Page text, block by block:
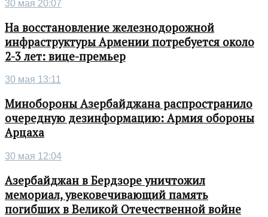
30 мая 20:07
На восстановление железнодорожной
инфраструктуры Армении потребуется около
2-3 лет: вице-премьер
30 мая 13:11
Минобороны Азербайджана распространило
очередную дезинформацию: Армия обороны
Арцаха
30 мая 12:04
Азербайджан в Бердзоре уничтожил
мемориал, увековечивающий память
погибших в Великой Отечественной войне